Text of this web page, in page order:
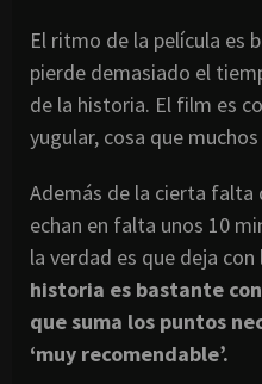
El ritmo de la película es
pierde demasiado el
de la historia. El film es
yugular, cosa que
Además de la cierta falta
echan en falta unos 10
la verdad es que deja con
historia es bastante
que suma los puntos
‘muy recomendable’.